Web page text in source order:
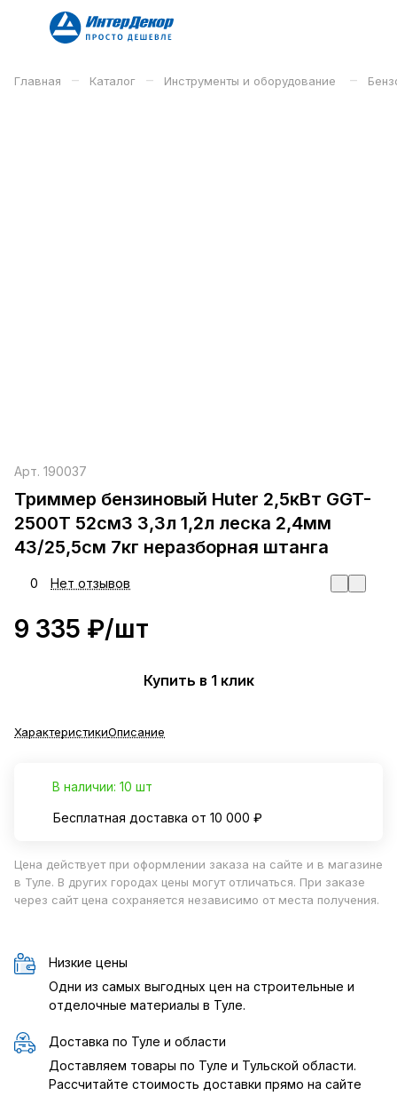
Главная – Каталог – Инструменты и оборудование –
Арт. 190037
Триммер бензиновый Huter 2,5кВт GGT-
2500Т 52см3 3,3л 1,2л леска 2,4мм
43/25,5см 7кг неразборная штанга
0 Нет отзывов
9 335 ₽/шт
Купить в 1 клик
ХарактеристикиОписание
В наличии: 10 шт
Бесплатная доставка от 10 000 ₽
Цена действует при оформлении заказа на сайте и в магазине
в Туле. В других городах цены могут отличаться. При заказе
через сайт цена сохраняется независимо от места получения.
Низкие цены
Одни из самых выгодных цен на строительные и
отделочные материалы в Туле.
Доставка по Туле и области
Доставляем товары по Туле и Тульской области.
Рассчитайте стоимость доставки прямо на сайте